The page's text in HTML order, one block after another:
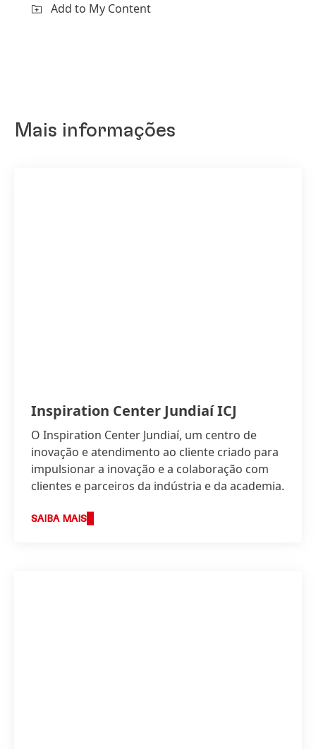
Add to My Content
Mais informações
Inspiration Center Jundiaí ICJ
O Inspiration Center Jundiaí, um centro de
inovação e atendimento ao cliente criado para
impulsionar a inovação e a colaboração com
clientes e parceiros da indústria e da academia.
SAIBA MAIS